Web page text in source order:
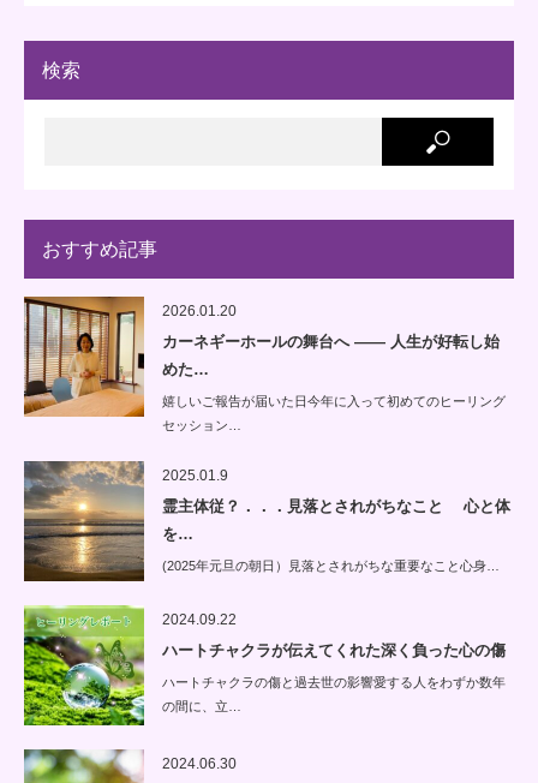
検索
おすすめ記事
2026.01.20
カーネギーホールの舞台へ —— 人生が好転し始
めた…
嬉しいご報告が届いた日今年に入って初めてのヒーリング
セッション…
2025.01.9
霊主体従？．．．見落とされがちなこと 心と体
を…
(2025年元旦の朝日）見落とされがちな重要なこと心身…
2024.09.22
ハートチャクラが伝えてくれた深く負った心の傷
ハートチャクラの傷と過去世の影響愛する人をわずか数年
の間に、立…
2024.06.30